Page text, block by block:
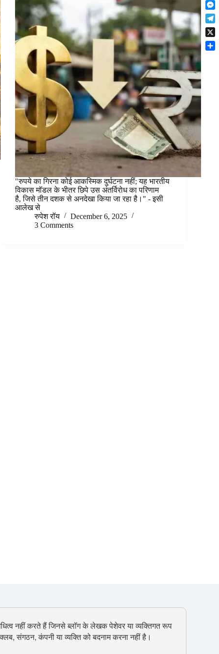
"रुपये का गिरना कोई आकस्मिक दुर्घटना नहीं; यह भारतीय
विकास मॉडल के भीतर छिपे उस अंतर्विरोध का परिणाम
है, जिसे तीन दशक से अनदेखा किया जा रहा है।" - इसी
आलेख से
रुपेश रॉय
December 6, 2025
3 Comments
नहीं करते हैं जिनसे ब्लॉग के लेखक पेशेवर या व्यक्तिगत रूप
संगठन, कंपनी या व्यक्ति को बदनाम करना नहीं है।
o
k
r
e
s
t
t
s
A
p
p
n
k
e
d
I
l
i
p
b
o
M
e
s
s
e
T
e
X